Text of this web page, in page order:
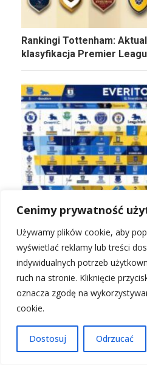
Cenimy prywatność
Używamy plików cookie, aby
wyświetlać reklamy lub treści
indywidualnych potrzeb
ruch na stronie. Kliknięcie
oznacza zgodę na
cookie.
Dostosuj Odrzucać
Rankingi Tottenham:
klasyfikacja Premier
Rankingi Everton: Aktualna
ligowej
PRZECZYTAJ KONIECZNIE!